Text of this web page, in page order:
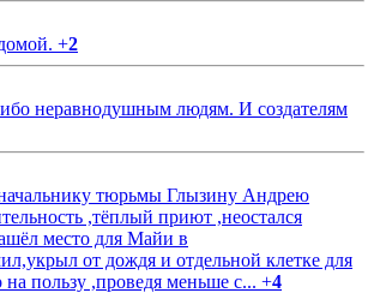
+2
неравнодушным людям. И создателям
тюрьмы Глызину Андрею
,тёплый приют ,неостался
место для Майи в
от дождя и отдельной клетке для
пользу ,проведя меньше с... +4